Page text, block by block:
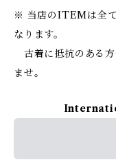
※ 当店のITEMは全て
なります。
古着に抵抗のある
ませ。